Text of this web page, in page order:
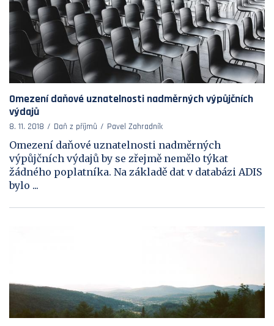
Omezení daňové uznatelnosti nadměrných výpůjčních
výdajů
8. 11. 2018 Daň z příjmů Pavel Zahradník
Omezení daňové uznatelnosti nadměrných
výpůjčních výdajů by se zřejmě nemělo týkat
žádného poplatníka. Na základě dat v databázi ADIS
bylo ...